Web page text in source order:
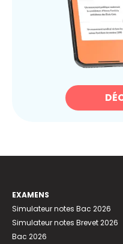
EXAMENS
Simulateur notes Bac 2026
Simulateur notes Brevet 2026
Bac 2026